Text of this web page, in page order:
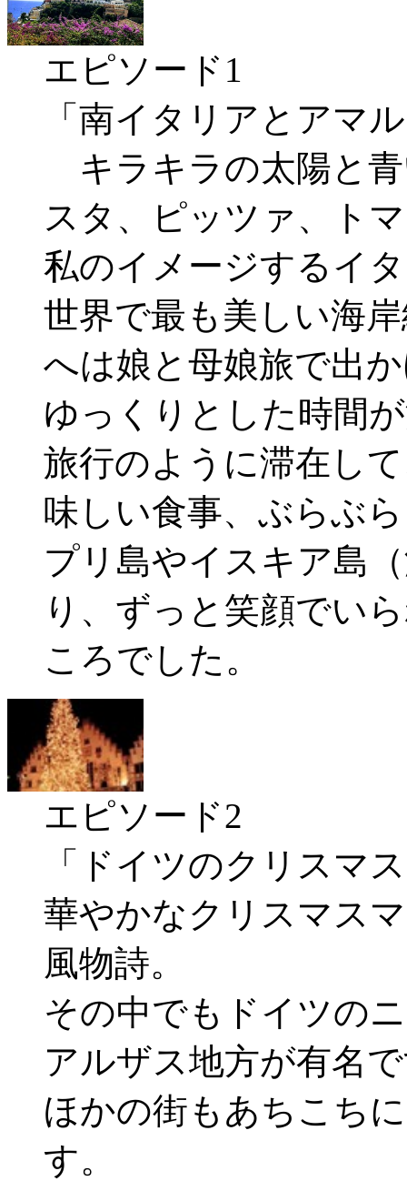
エピソード1
「南イタリアとアマ
キラキラの太陽と
スタ、ピッツァ、ト
私のイメージするイ
世界で最も美しい海
へは娘と母娘旅で出
ゆっくりとした時間
旅行のように滞在し
味しい食事、ぶらぶ
プリ島やイスキア島
り、ずっと笑顔でい
ころでした。
エピソード2
「ドイツのクリスマ
華やかなクリスマス
風物詩。
その中でもドイツの
アルザス地方が有名
ほかの街もあちこち
す。